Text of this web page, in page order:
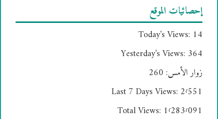
إحصائيات الموقع
Today's Views: 14
Yesterday's Views: 364
زوار الأمس: 260
Last 7 Days Views: 2٬551
Total Views: 1٬283٬091